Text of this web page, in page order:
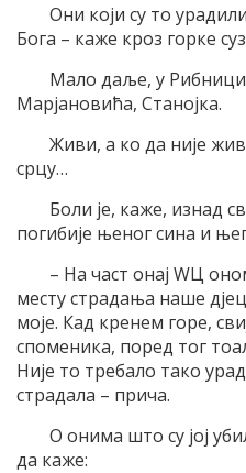
Они који су то
Бога – каже кроз горке
Мало даље, у
Марјановића, Станојка.
Живи, а ко да није
срцу…
Боли је, каже, изнад
погибије њеног сина и
– На част онај WЦ
месту страдања наше
моје. Кад кренем горе,
споменика, поред тог
Није то требало тако
страдала – прича.
О онима што су јој
да каже: